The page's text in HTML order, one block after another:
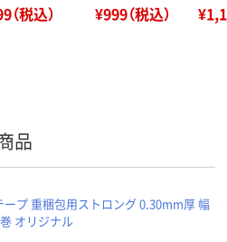
税込） ¥999（税込）
品
ープ 重梱包用ストロング 0.30mm厚 幅
オリジナル